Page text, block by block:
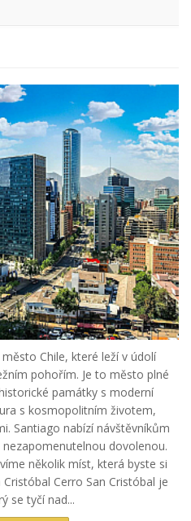
Chile, které leží v údolí
pohořím. Je to město plné
památky s moderní
s kosmopolitním životem,
Santiago nabízí návštěvníkům
dovolenou.
několik míst, která byste si
Cerro San Cristóbal je
se tyčí nad...